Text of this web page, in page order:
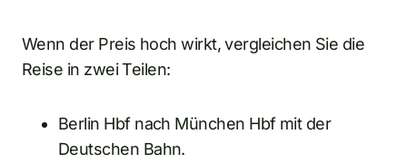
Wenn der Preis hoch wirkt, vergleichen Sie die
Reise in zwei Teilen:
Berlin Hbf nach München Hbf mit der
Deutschen Bahn.